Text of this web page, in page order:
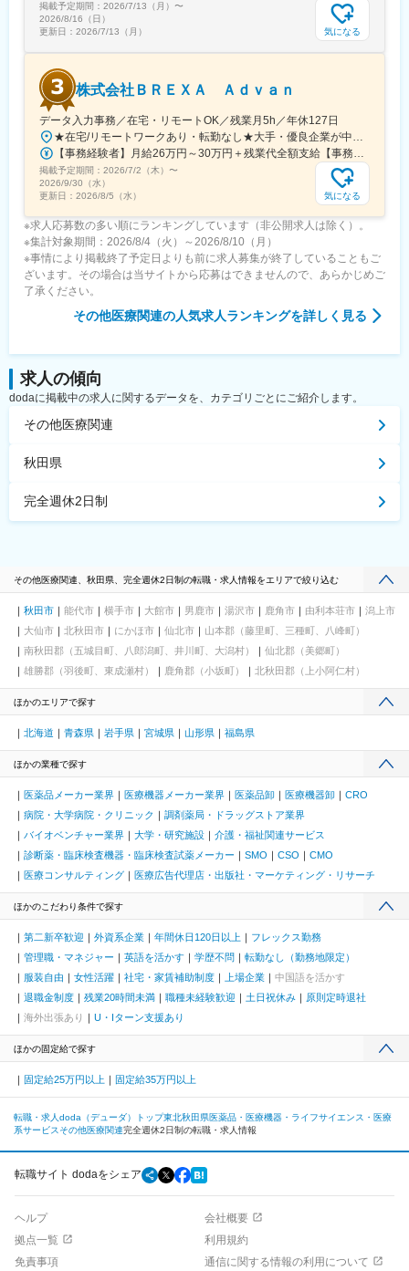
りに注力しております。男女問わず在宅勤務が可能です。また、
女性社員も多く、産休・育休取得実績も豊富で9割以上の復職率を
誇っており、長期就業が可能な環境・福利厚生が整っています。
変更の範囲：会社の定める業務
掲載予定期間： 2026/7/13（月） 〜
2026/8/16（日）
更新日： 2026/7/13（月） 気になる
株式会社ＢＲＥＸＡ Ａｄｖａｎ
データ入力事務／在宅・リモートOK／残業月5h／年休127日
★在宅/リモートワークあり・転勤なし★大手・優良企業が中心＆駅チカ多数♪★お住まいの地域や希望を考慮■関東エリアの各配属先での勤務┗東京都内、埼玉県、神奈川県、千葉県◎転居を伴う転勤はありません◎週数回の在宅案件あり⇒家庭の事情など、希望を最大限に考慮します◎経験に応じてフルリモートも相談可--配属先はアクセス抜群の好立地♪--千代田区／中央区／港区／新宿区／豊島区／大田区など基本的に【最寄り駅から徒歩5～10分圏内】の通いやすい駅チカオフィスがメインとなります！＜配属先最寄り駅の一例＞飯田橋／日本橋／浜松町／信濃町／四ツ谷／池袋／蒲田 など※(変更の範囲)上記を除く当社関連勤務地※過去の配属先は勤務地一覧に記載★配属先は業界トップクラス大手企業など約300社の取引先あり！┗製薬メーカー、製薬関連企業、 化粧品関連企業、大学病院内の臨床研究センターなど「毎日同じ事務の仕事、嫌じゃないけど何となく不安」「好きなことを我慢せず、仕事もがんばりたい」そんな思いをお持ちの方もプライベートも大切にしながら、キャリア形成が可能です！
【事務経験者】月給26万円～30万円＋残業代全額支給【事務未経験者】月給23万円～＋残業代全額支給※年齢、経験、能力を考慮の上、優遇します。※残業代は全額支給します（固定残業代はありません）。※試用期間3ヵ月（期間中の給与・待遇・雇用形態に差異はありません）。
掲載予定期間： 2026/7/2（木） 〜
2026/9/30（水）
更新日： 2026/8/5（水） 気になる
※求人応募数の多い順にランキングしています（非公開求人は除く）。
※集計対象期間：2026/8/4（火）～2026/8/10（月）
※事情により掲載終了予定日よりも前に求人募集が終了していることもご
ざいます。その場合は当サイトから応募はできませんので、あらかじめご
了承ください。
その他医療関連の人気求人ランキングを詳しく見る
求人の傾向
dodaに掲載中の求人に関するデータを、カテゴリごとにご紹介します。
その他医療関連
秋田県
完全週休2日制
その他医療関連、秋田県、完全週休2日制の転職・求人情報をエリアで絞り込む
秋田市 能代市 横手市 大館市 男鹿市 湯沢市 鹿角市 由利本荘市
潟上市
大仙市
北秋田市 にかほ市 仙北市
山本郡（藤里町、三種町、八峰町）
南秋田郡（五城目町、八郎潟町、井川町、大潟村）
仙北郡（美郷町）
雄勝郡（羽後町、東成瀬村）
鹿角郡（小坂町） 北秋田郡（上小阿仁村）
ほかのエリアで探す
北海道 青森県 岩手県 宮城県 山形県 福島県
ほかの業種で探す
医薬品メーカー業界 医療機器メーカー業界 医薬品卸 医療機器卸
CRO
病院・大学病院・クリニック
調剤薬局・ドラッグストア業界
バイオベンチャー業界
大学・研究施設
介護・福祉関連サービス
診断薬・臨床検査機器・臨床検査試薬メーカー
SMO CSO
CMO
医療コンサルティング
医療広告代理店・出版社・マーケティング・リサーチ
ほかのこだわり条件で探す
第二新卒歓迎 外資系企業 年間休日120日以上
フレックス勤務
管理職・マネジャー
英語を活かす 学歴不問
転勤なし（勤務地限定）
服装自由
女性活躍 社宅・家賃補助制度 上場企業
中国語を活かす
退職金制度
残業20時間未満 職種未経験歓迎 土日祝休み
原則定時退社
海外出張あり
U・Iターン支援あり
ほかの固定給で探す
固定給25万円以上 固定給35万円以上
転職・求人doda（デューダ）トップ東北秋田県医薬品・医療機器・ライフサイエンス・医療
系サービス その他医療関連完全週休2日制の転職・求人情報
転職サイト dodaをシェア
ヘルプ
会社概要
拠点一覧
利用規約
免責事項
通信に関する情報の利用について